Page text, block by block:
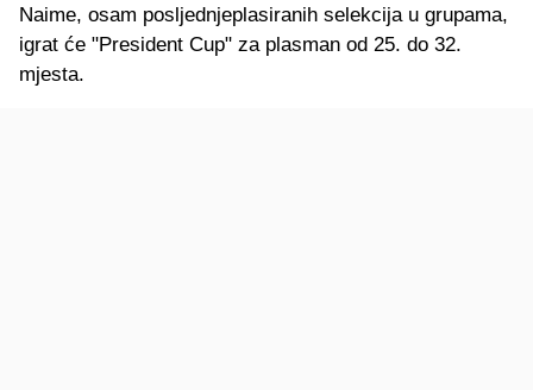
Naime, osam posljednjeplasiranih selekcija u grupama,
igrat će "President Cup" za plasman od 25. do 32.
mjesta.